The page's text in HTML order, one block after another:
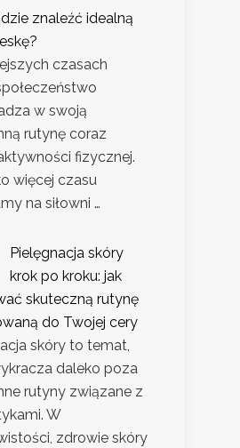
znaleźć idealną
czasach
w swoją
rutynę coraz
fizycznej.
więcej czasu
na siłowni …
Pielęgnacja skóry
krok po kroku: jak
skuteczną rutynę
do Twojej cery
skóry to temat,
daleko poza
rutyny związane z
W
zdrowie skóry